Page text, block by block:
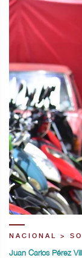
NACIONAL >
Juan Carlos Pérez